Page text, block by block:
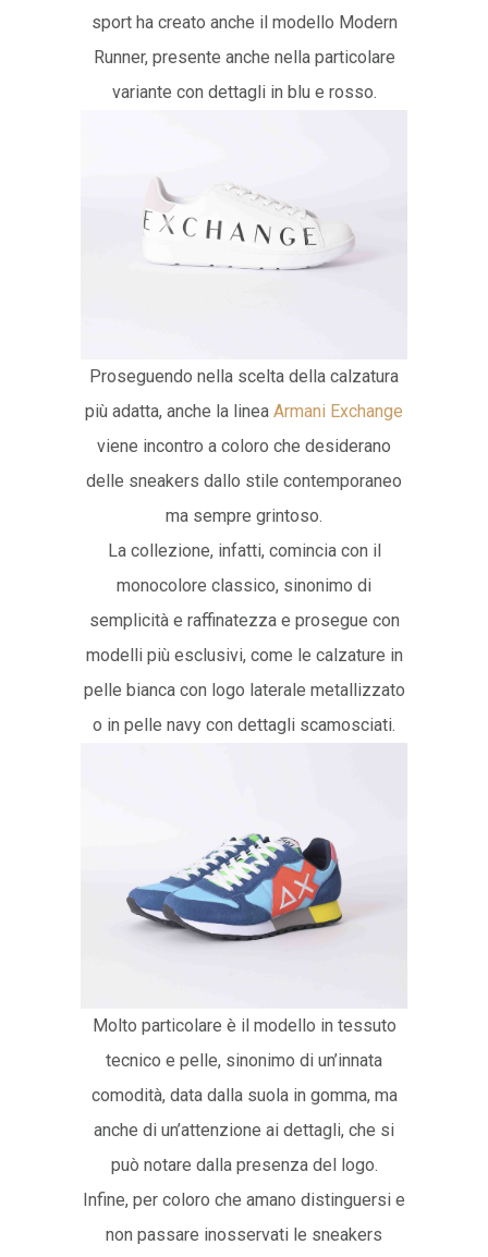
sport ha creato anche il modello Modern
Runner, presente anche nella particolare
variante con dettagli in blu e rosso.
Proseguendo nella scelta della calzatura
più adatta, anche la linea Armani Exchange
viene incontro a coloro che desiderano
delle sneakers dallo stile contemporaneo
ma sempre grintoso.
La collezione, infatti, comincia con il
monocolore classico, sinonimo di
semplicità e raffinatezza e prosegue con
modelli più esclusivi, come le calzature in
pelle bianca con logo laterale metallizzato
o in pelle navy con dettagli scamosciati.
Molto particolare è il modello in tessuto
tecnico e pelle, sinonimo di un’innata
comodità, data dalla suola in gomma, ma
anche di un’attenzione ai dettagli, che si
può notare dalla presenza del logo.
Infine, per coloro che amano distinguersi e
non passare inosservati le sneakers